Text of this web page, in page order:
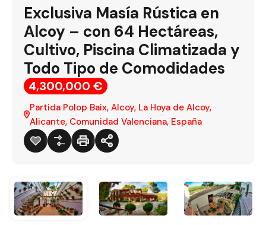
Exclusiva Masía Rústica en
Alcoy – con 64 Hectáreas,
Cultivo, Piscina Climatizada y
Todo Tipo de Comodidades
4,300,000 €
Partida Polop Baix, Alcoy, La Hoya de Alcoy,
Alicante, Comunidad Valenciana, España